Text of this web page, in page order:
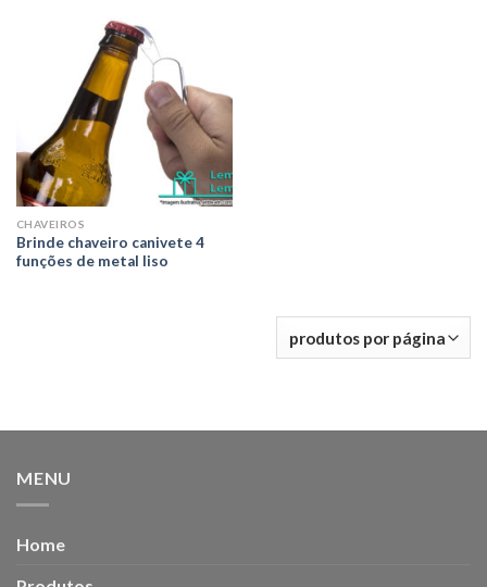
CHAVEIROS
Brinde chaveiro canivete 4
funções de metal liso
MENU
Home